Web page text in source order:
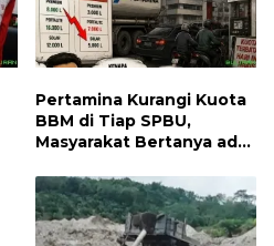
Pertamina Kurangi Kuota
BBM di Tiap SPBU,
Masyarakat Bertanya ada